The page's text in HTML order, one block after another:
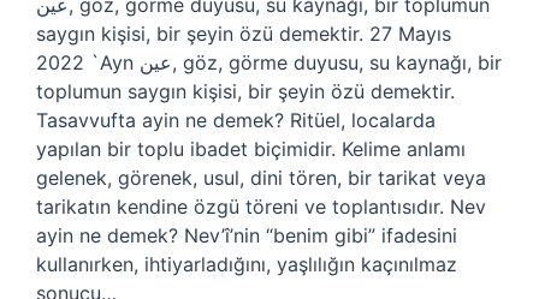
عين, göz, görme duyusu, su kaynağı, bir toplumun
saygın kişisi, bir şeyin özü demektir. 27 Mayıs
2022 `Ayn عين, göz, görme duyusu, su kaynağı, bir
toplumun saygın kişisi, bir şeyin özü demektir.
Tasavvufta ayin ne demek? Ritüel, localarda
yapılan bir toplu ibadet biçimidir. Kelime anlamı
gelenek, görenek, usul, dini tören, bir tarikat veya
tarikatın kendine özgü töreni ve toplantısıdır. Nev
ayin ne demek? Nev’î’nin “benim gibi” ifadesini
kullanırken, ihtiyarladığını, yaşlılığın kaçınılmaz
sonucu…